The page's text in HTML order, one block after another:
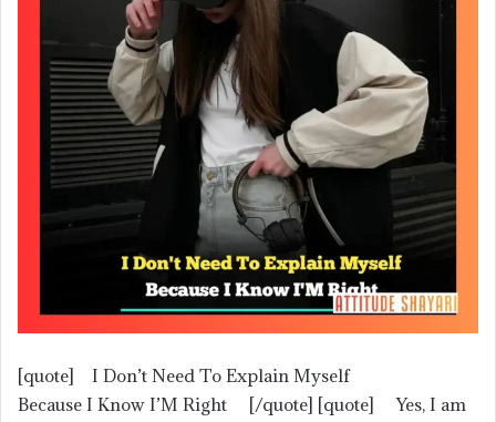
[quote] I Don’t Need To Explain Myself
Because I Know I’M Right [/quote] [quote] Yes, I am